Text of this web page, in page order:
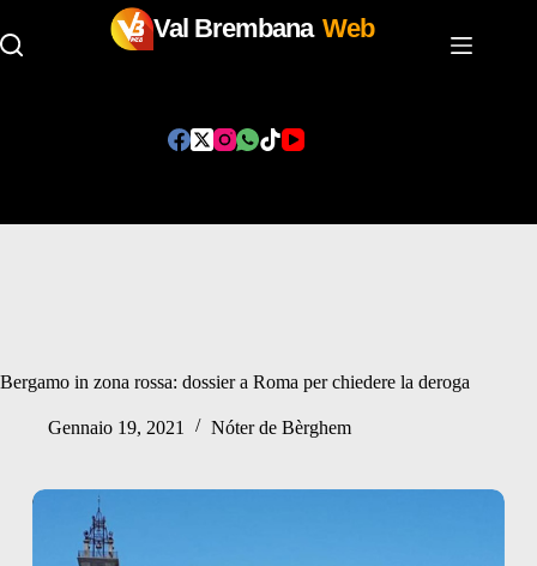
Val Brembana Web
Bergamo in zona rossa: dossier a Roma per chiedere la deroga
Gennaio 19, 2021 Nóter de Bèrghem